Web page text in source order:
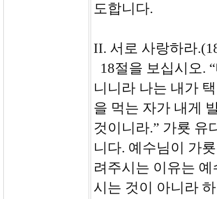
도합니다.
II. 서로 사랑하라
18절을 보십시오.
니니라 나는 내가
을 먹는 자가 내게
것이니라.” 가룟 유
니다. 예수님이 가
려주시는 이유는
시는 것이 아니라